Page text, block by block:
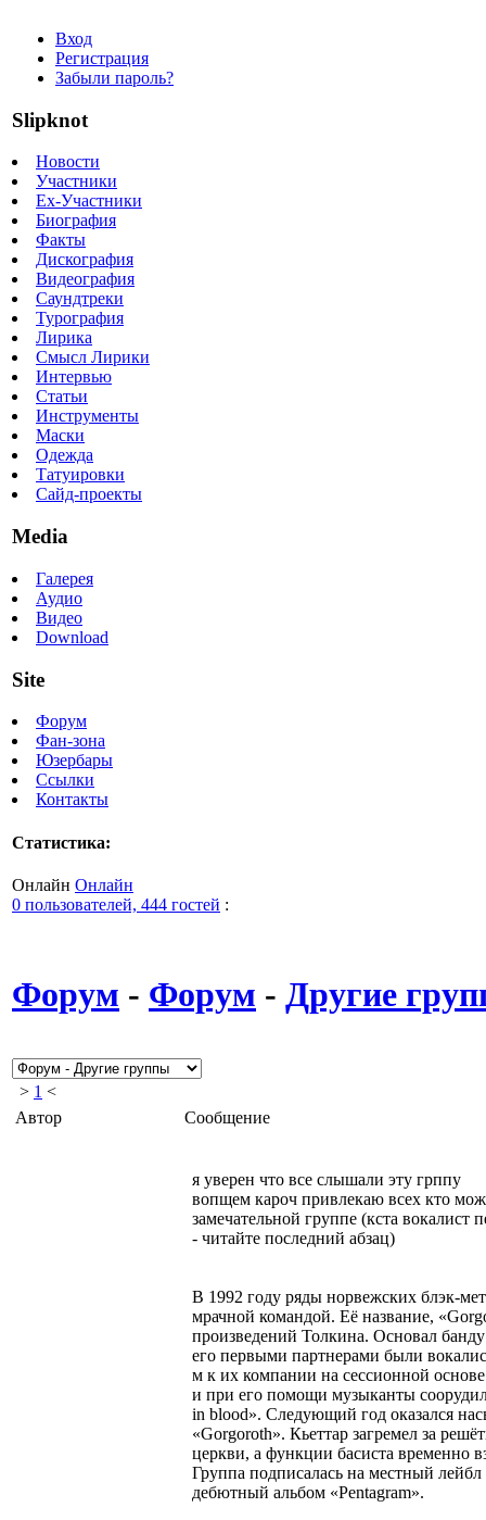
Вход
Регистрация
Забыли пароль?
Slipknot
Новости
Участники
Ex-Участники
Биография
Факты
Дискография
Видеография
Саундтреки
Турография
Лирика
Смысл Лирики
Интервью
Статьи
Инструменты
Маски
Одежда
Татуировки
Сайд-проекты
Media
Галерея
Аудио
Видео
Download
Site
Форум
Фан-зона
Юзербары
Ссылки
Контакты
Статистика:
Онлайн Онлайн
0 пользователей, 444 гостей :
Форум - Форум - Другие
> 1 <
Автор
Сообщение
я уверен что все слышали эту грппу
вопщем кароч привлекаю всех кто
замечательной группе (кста вокалист
- читайте последний абзац)
В 1992 году ряды норвежских блэк-
мрачной командой. Её название,
произведений Толкина. Основал
его первыми партнерами были
м к их компании на сессионной основе
и при его помощи музыканты
in blood». Следующий год оказался
«Gorgoroth». Кьеттар загремел за
церкви, а функции басиста временно
Группа подписалась на местный
дебютный альбом «Pentagram».